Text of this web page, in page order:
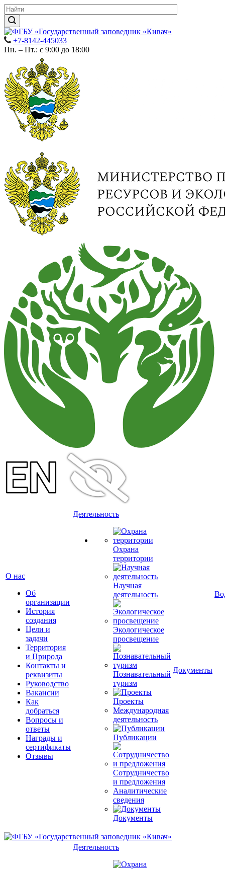
+7-8142-445033
Пн. – Пт.: с 9:00 до 18:00
О нас
Об
организации
История
создания
Цели и
задачи
Территория
и Природа
Контакты и
реквизиты
Руководство
Вакансии
Как
добраться
Вопросы и
ответы
Награды и
сертификаты
Отзывы
Деятельность
Охрана
территории
Научная
деятельность
Экологическое
просвещение
Познавательный
туризм
Проекты
Международная
деятельность
Публикации
Сотрудничество
и предложения
Аналитические
сведения
Документы
Документы
Деятельность